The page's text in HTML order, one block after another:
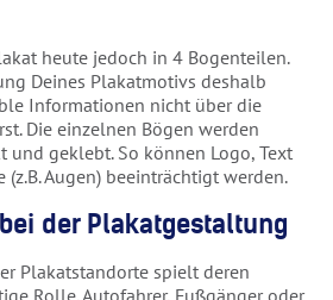
heute jedoch in 4 Bogenteilen.
Deines Plakatmotivs deshalb
Informationen nicht über die
Die einzelnen Bögen werden
und geklebt. So können Logo, Text
(z.B. Augen) beeinträchtigt werden.
der Plakatgestaltung
Plakatstandorte spielt deren
Rolle. Autofahrer, Fußgänger oder